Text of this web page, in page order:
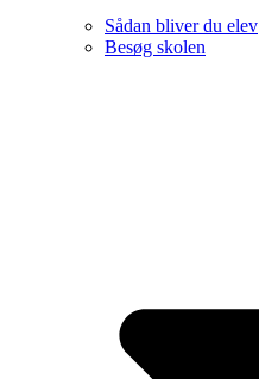
Sådan bliver du elev
Besøg skolen